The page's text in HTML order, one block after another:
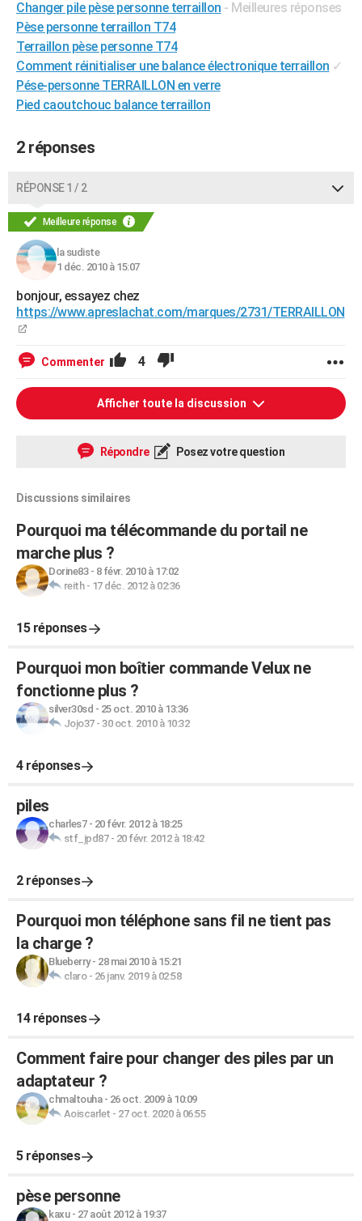
Destinations
City break
Voyage nature
Voyage de noces
Forum
Climat
+PHOTO
GUIDES D'ACHAT
BONS PLANS
Carte de Noël
Carte Bonne année
Carte Saint-Valentin
Carte Pâques
Carte d'anniversaire
DICTIONNAIRE
Dictionnaire
Biographies
Citations
Expressions
Proverbes
PROGRAMME TV
COPAINS D'AVANT
S'inscrire
Se connecter
Lycées
Collèges
Primaires
Universités
Entreprises
Service militaire
Avis de recherche
AVIS DE DÉCÈS
Bricolage
Lifestyle
Culture
Sport
Auto
Television
Voyage
Cinema
Changer pile pèse personne terraillon - Meilleures réponses
Pèse personne terraillon T74
Terraillon pèse personne T74
Comment réinitialiser une balance électronique terraillon ✓
Pése-personne TERRAILLON en verre
Pied caoutchouc balance terraillon
2 réponses
RÉPONSE 1 / 2
Meilleure réponse
la sudiste
1 déc. 2010 à 15:07
bonjour, essayez chez
https://www.apreslachat.com/marques/2731/TERRAILLON
Commenter 4
Afficher toute la discussion
Répondre Posez votre question
Discussions similaires
Pourquoi ma télécommande du portail ne
marche plus ?
Dorine83- 8 févr. 2010 à 17:02
reith- 17 déc. 2012 à 02:36
15 réponses
Pourquoi mon boîtier commande Velux ne
fonctionne plus ?
silver30sd - 25 oct. 2010 à 13:36
Jojo37- 30 oct. 2010 à 10:32
4 réponses
piles
charles7- 20 févr. 2012 à 18:25
stf_jpd87- 20 févr. 2012 à 18:42
2 réponses
Pourquoi mon téléphone sans fil ne tient pas
la charge ?
Blueberry- 28 mai 2010 à 15:21
claro- 26 janv. 2019 à 02:58
14 réponses
Comment faire pour changer des piles par un
adaptateur ?
chmaltouha- 26 oct. 2009 à 10:09
Aoiscarlet - 27 oct. 2020 à 06:55
5 réponses
pèse personne
kaxu- 27 août 2012 à 19:37